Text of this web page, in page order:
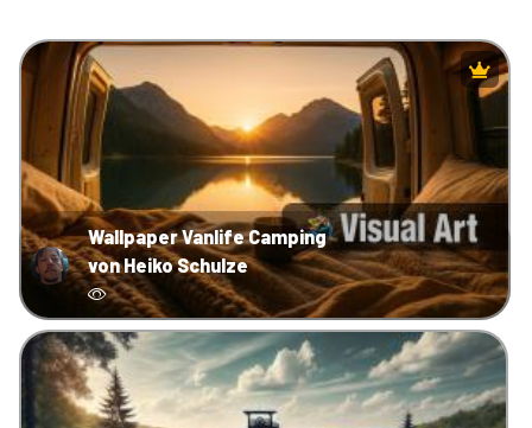
Wallpaper Vanlife Camping
von Heiko Schulze